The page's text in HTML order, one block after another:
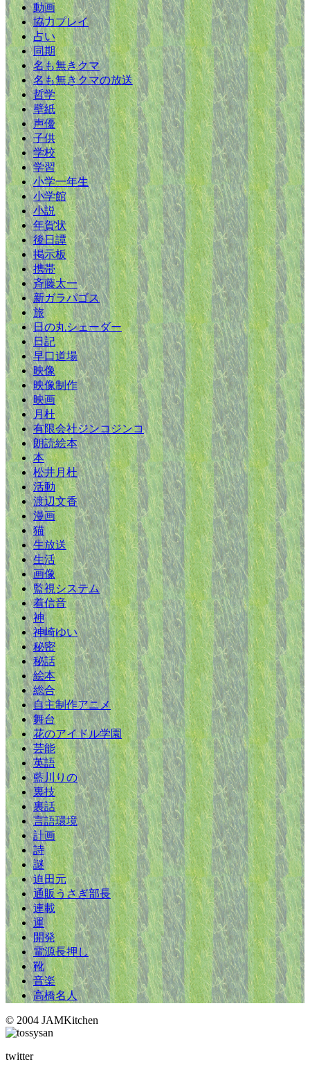
動画
協力プレイ
占い
同期
名も無きクマ
名も無きクマの放送
哲学
壁紙
声優
子供
学校
学習
小学一年生
小学館
小説
年賀状
後日譚
掲示板
携帯
斉藤太一
新ガラパゴス
旅
日の丸シェーダー
日記
早口道場
映像
映像制作
映画
月杜
有限会社ジンコジンコ
朗読絵本
本
松井月杜
活動
渡辺文香
漫画
猫
生放送
生活
画像
監視システム
着信音
神
神崎ゆい
秘密
秘話
絵本
総合
自主制作アニメ
舞台
花のアイドル学園
芸能
英語
藍川りの
裏技
裏話
言語環境
計画
詩
謎
迫田元
通販うさぎ部長
連載
運
開発
電源長押し
靴
音楽
高橋名人
© 2004 JAMKitchen
twitter